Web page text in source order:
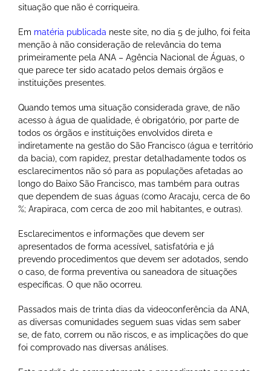
situação que não é corriqueira.
Em matéria publicada neste site, no dia 5 de julho, foi feita
menção à não consideração de relevância do tema
primeiramente pela ANA – Agência Nacional de Águas, o
que parece ter sido acatado pelos demais órgãos e
instituições presentes.
Quando temos uma situação considerada grave, de não
acesso à água de qualidade, é obrigatório, por parte de
todos os órgãos e instituições envolvidos direta e
indiretamente na gestão do São Francisco (água e território
da bacia), com rapidez, prestar detalhadamente todos os
esclarecimentos não só para as populações afetadas ao
longo do Baixo São Francisco, mas também para outras
que dependem de suas águas (como Aracaju, cerca de 60
%; Arapiraca, com cerca de 200 mil habitantes, e outras).
Esclarecimentos e informações que devem ser
apresentados de forma acessível, satisfatória e já
prevendo procedimentos que devem ser adotados, sendo
o caso, de forma preventiva ou saneadora de situações
específicas. O que não ocorreu.
Passados mais de trinta dias da videoconferência da ANA,
as diversas comunidades seguem suas vidas sem saber
se, de fato, correm ou não riscos, e as implicações do que
foi comprovado nas diversas análises.